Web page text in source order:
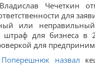
Чечеткин
для
или
штраф для бизнеса в
для
назвал